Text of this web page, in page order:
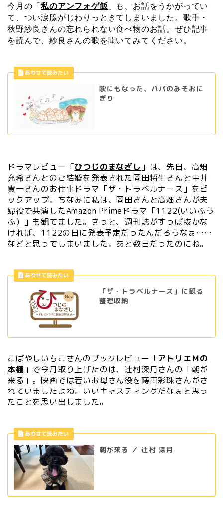
今月の 「私のアンフォゲ飯 」も、お話をうかがってい
て、つい涙腺がじわりっときてしまいました。歌手・
秋野紗良さんの忘れられない食べ物のお話。ぜひ記事
を読んで、紗良さんの歌を聞いてみてください。
歌にもなった、パパのみそおに
ぎり
ドラマレビュー「ひつじのまなざし 」は、先日、高畑
充希さんとのご結婚を発表された岡田将生さんと中井
貴一さんのお仕事ドラマ「ザ・トラベルナース」をピ
ックアップ。ちなみに私は、岡田さんと高畑さんが夫
婦役で共演したAmazon Primeドラマ「1122(いいふう
ふ）」も観てました。きっと、週刊誌がすっぱ抜かな
ければ、1122の日に発表予定だったんだろうなぁ……
などと思ってしまいました。あと数日だったのにね。
「ザ・トラベルナース」に観る
整理収納
こばやしいちこさんのブックレビュー「アトリエＭの
本棚 」で今月取り上げたのは、辻村深月さんの「朝が
来る」。映画では若いお母さん役を蒔田彩珠さんがさ
れていましたよね。いいキャスティングだなぁと思っ
たことを思い出しました。
朝が来る ／ 辻村 深月